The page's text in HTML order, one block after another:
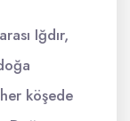
Iğdır,
köşede